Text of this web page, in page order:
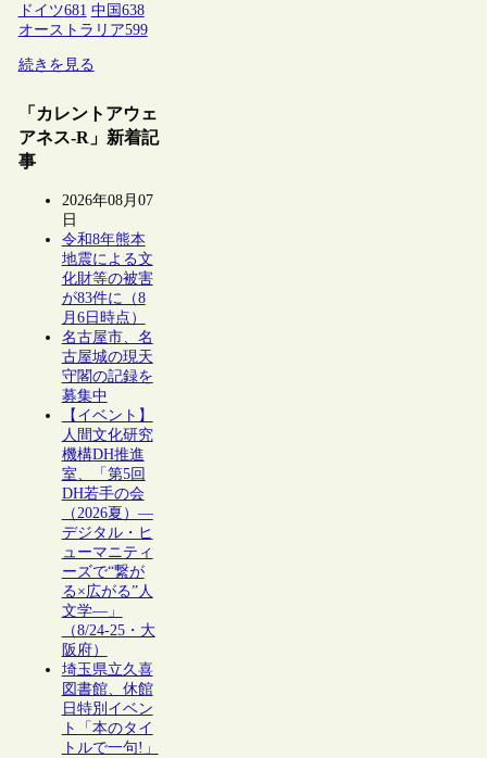
ドイツ681 中国 638
オーストラリア599
続きを見る
「カレントアウェ
アネス-R」新着記
事
2026年08月07
日
令和8年熊本
地震による文
化財等の被害
が83件に（8
月6日時点）
名古屋市、名
古屋城の現天
守閣の記録を
募集中
【イベント】
人間文化研究
機構DH推進
室、「第5回
DH若手の会
（2026夏）―
デジタル・ヒ
ューマニティ
ーズで“繋が
る×広がる”人
文学―」
（8/24-25・大
阪府）
埼玉県立久喜
図書館、休館
日特別イベン
ト「本のタイ
トルで一句!」